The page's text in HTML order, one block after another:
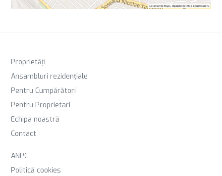
Proprietăți
Ansambluri rezidențiale
Pentru Cumpărători
Pentru Proprietari
Echipa noastră
Contact
ANPC
Politică cookies